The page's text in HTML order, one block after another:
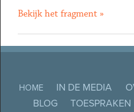
Bekijk het fragment »
HOME IN DE MEDIA
BLOG
TOESPRAKEN